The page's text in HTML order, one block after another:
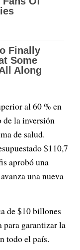
al 60 % en
de la inversión
de salud.
$110,7
aprobó una
una nueva
de $10 billones
para garantizar la
todo el país.